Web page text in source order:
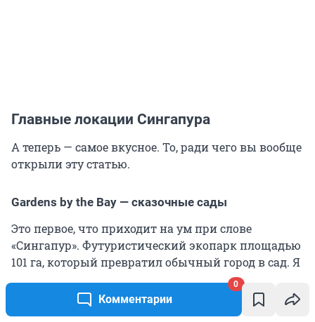
Комментарии
0
Главные локации Сингапура
А теперь — самое вкусное. То, ради чего вы вообще
открыли эту статью.
Gardens by the Bay — сказочные сады
Это первое, что приходит на ум при слове
«Сингапур». Футуристический экопарк площадью
101 га, который превратил обычный город в сад. Я
смотрела на эти деревья и думала: «Это вообще
реально? Или я в „Аватаре“?»